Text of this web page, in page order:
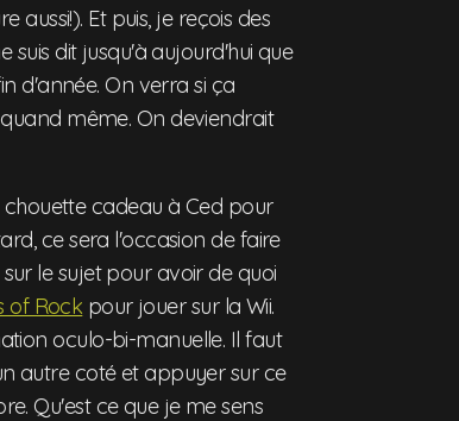
Et puis, je reçois des
suis dit jusqu'à aujourd'hui que
d'année. On verra si ça
même. On deviendrait
chouette cadeau à Ced pour
ce sera l'occasion de faire
le sujet pour avoir de quoi
of Rock pour jouer sur la Wii.
oculo-bi-manuelle. Il faut
autre coté et appuyer sur ce
Qu'est ce que je me sens